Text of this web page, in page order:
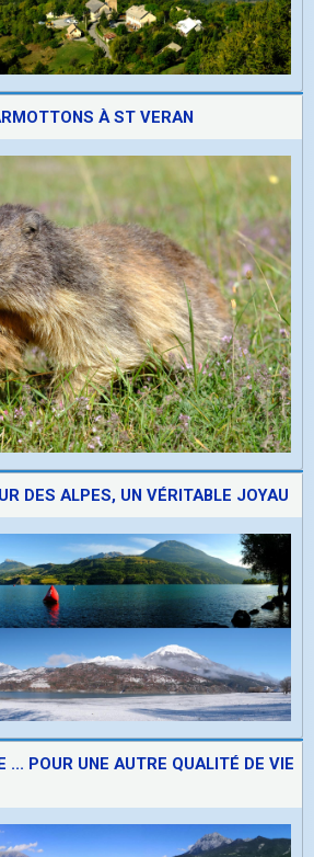
À ST VERAN
DES ALPES, UN VÉRITABLE JOYAU
... POUR UNE AUTRE QUALITÉ DE VIE